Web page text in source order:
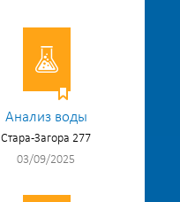
Анализ воды
Стара-Загора 277
03/09/2025